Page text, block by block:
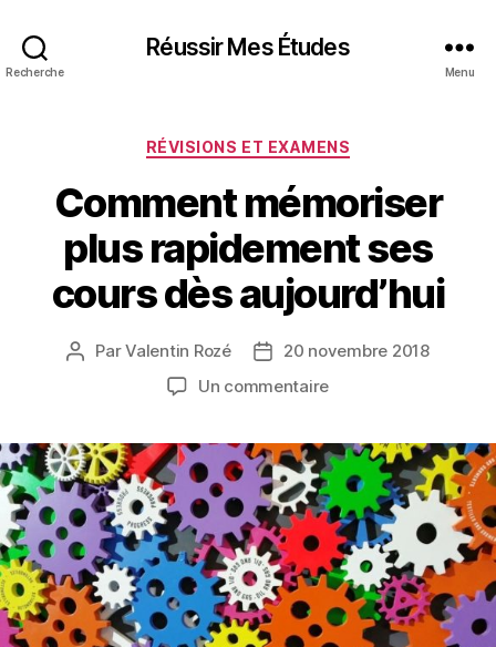
Recherche
Réussir Mes Études
Menu
Catégories
RÉVISIONS ET EXAMENS
Comment mémoriser
plus rapidement ses
cours dès aujourd’hui
Auteur
ParValentin Rozé
Date20 novembre 2018
Un commentairesur
plus
rapidement
ses
cours
dès
aujourd’hui